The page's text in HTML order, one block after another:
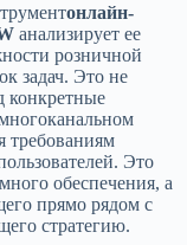
онлайн-
анализирует ее
розничной
задач. Это не
конкретные
требованиям
Это
обеспечения, а
прямо рядом с
стратегию.